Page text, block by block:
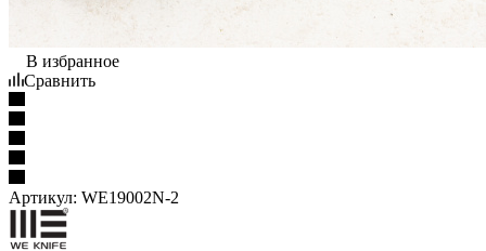
В избранное
Сравнить
Артикул: WE19002N-2